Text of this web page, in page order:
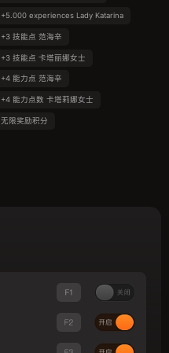
+5.000 experiences Lady Katarina
+3 技能点 范海辛
+3 技能点 卡塔丽娜女士
+4 能力点 范海辛
+4 能力点数 卡塔莉娜女士
无限奖励积分